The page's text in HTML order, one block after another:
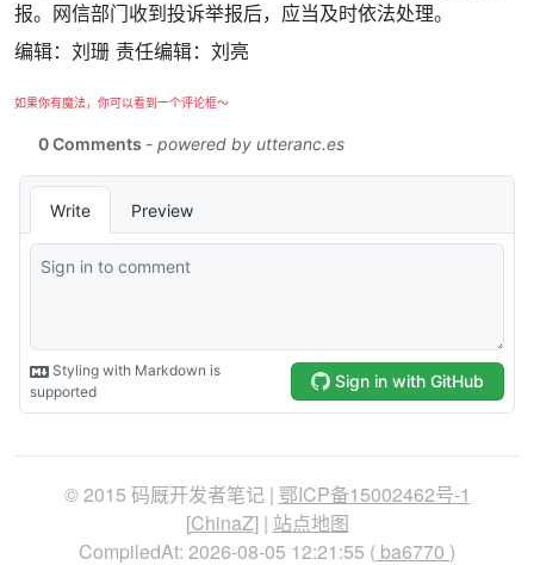
报。网信部门收到投诉举报后，应当及时依法处理。
编辑：刘珊 责任编辑：刘亮
如果你有魔法，你可以看到一个评论框～
© 2015 码厩开发者笔记 | 鄂ICP备15002462号-1
[ChinaZ] | 站点地图
CompiledAt: 2026-08-05 12:21:55 ( ba6770 )